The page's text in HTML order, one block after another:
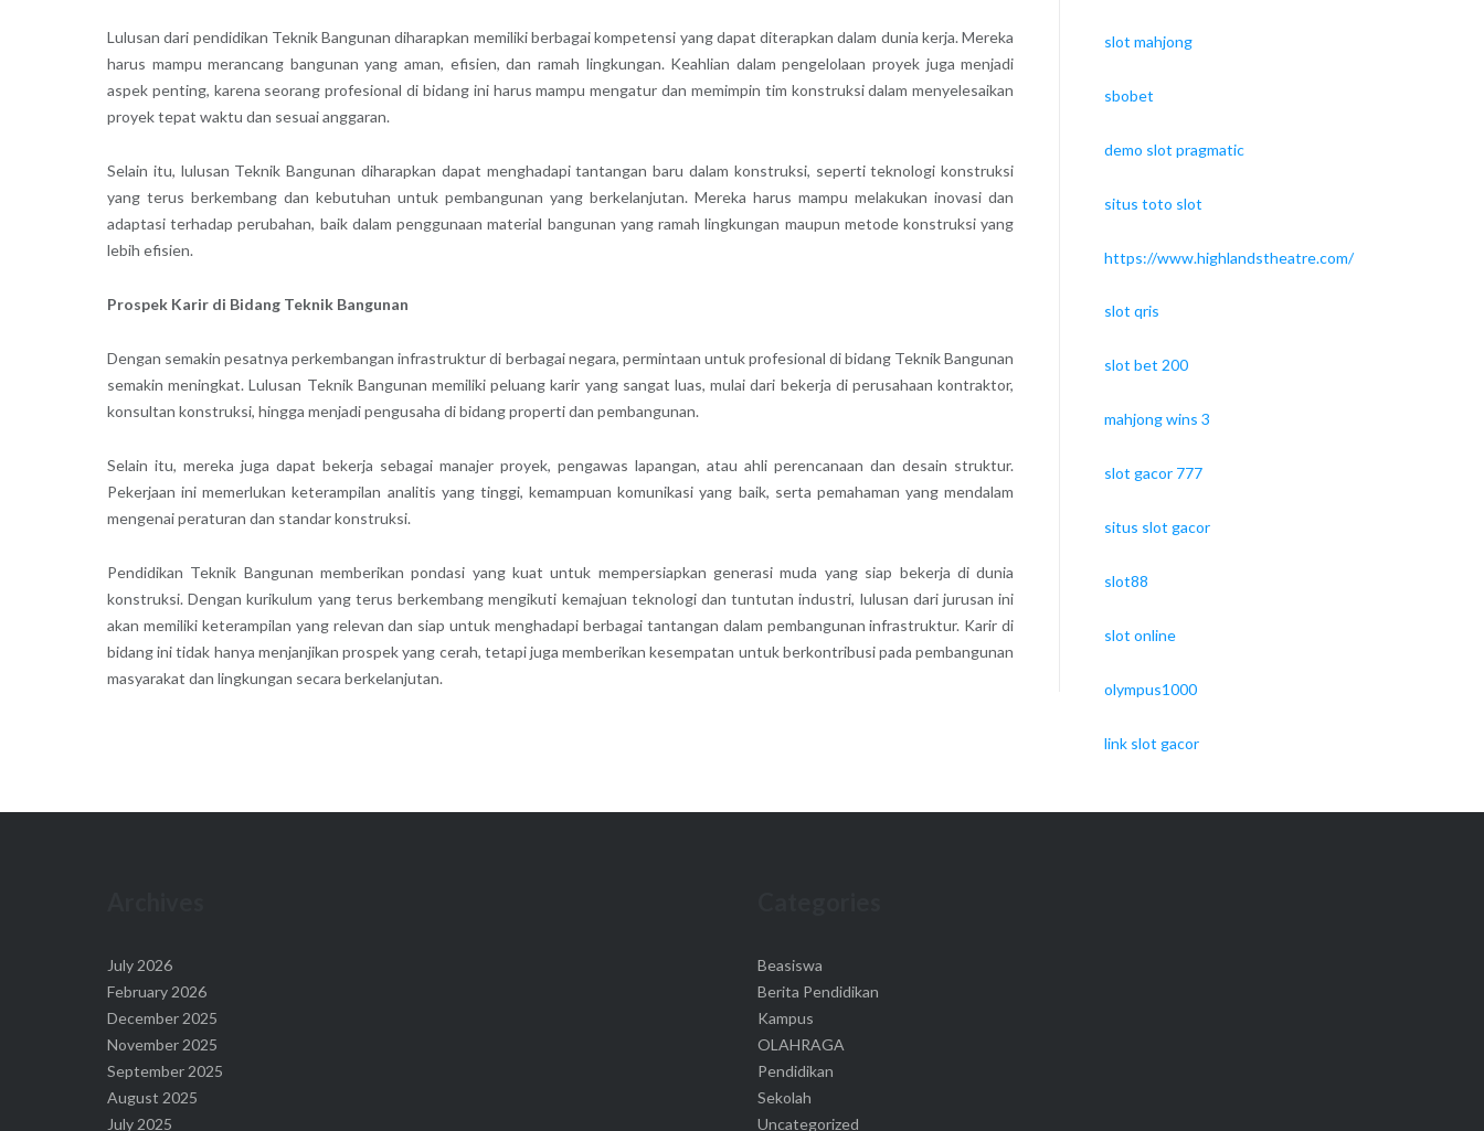
Lulusan dari pendidikan Teknik Bangunan diharapkan memiliki berbagai kompetensi yang dapat diterapkan dalam dunia kerja. Mereka
harus mampu merancang bangunan yang aman, efisien, dan ramah lingkungan. Keahlian dalam pengelolaan proyek juga menjadi
aspek penting, karena seorang profesional di bidang ini harus mampu mengatur dan memimpin tim konstruksi dalam menyelesaikan
proyek tepat waktu dan sesuai anggaran.
Selain itu, lulusan Teknik Bangunan diharapkan dapat menghadapi tantangan baru dalam konstruksi, seperti teknologi konstruksi
yang terus berkembang dan kebutuhan untuk pembangunan yang berkelanjutan. Mereka harus mampu melakukan inovasi dan
adaptasi terhadap perubahan, baik dalam penggunaan material bangunan yang ramah lingkungan maupun metode konstruksi yang
lebih efisien.
Prospek Karir di Bidang Teknik Bangunan
Dengan semakin pesatnya perkembangan infrastruktur di berbagai negara, permintaan untuk profesional di bidang Teknik Bangunan
semakin meningkat. Lulusan Teknik Bangunan memiliki peluang karir yang sangat luas, mulai dari bekerja di perusahaan kontraktor,
konsultan konstruksi, hingga menjadi pengusaha di bidang properti dan pembangunan.
Selain itu, mereka juga dapat bekerja sebagai manajer proyek, pengawas lapangan, atau ahli perencanaan dan desain struktur.
Pekerjaan ini memerlukan keterampilan analitis yang tinggi, kemampuan komunikasi yang baik, serta pemahaman yang mendalam
mengenai peraturan dan standar konstruksi.
Pendidikan Teknik Bangunan memberikan pondasi yang kuat untuk mempersiapkan generasi muda yang siap bekerja di dunia
konstruksi. Dengan kurikulum yang terus berkembang mengikuti kemajuan teknologi dan tuntutan industri, lulusan dari jurusan ini
akan memiliki keterampilan yang relevan dan siap untuk menghadapi berbagai tantangan dalam pembangunan infrastruktur. Karir di
bidang ini tidak hanya menjanjikan prospek yang cerah, tetapi juga memberikan kesempatan untuk berkontribusi pada pembangunan
masyarakat dan lingkungan secara berkelanjutan.
slot mahjong
sbobet
demo slot pragmatic
situs toto slot
https://www.highlandstheatre.com/
slot qris
slot bet 200
mahjong wins 3
slot gacor 777
situs slot gacor
slot88
slot online
olympus1000
link slot gacor
July 2026
February 2026
December 2025
November 2025
September 2025
August 2025
July 2025
Beasiswa
Berita Pendidikan
Kampus
OLAHRAGA
Pendidikan
Sekolah
Uncategorized